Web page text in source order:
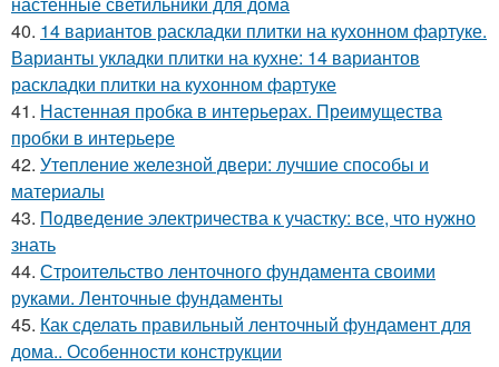
40. 14 вариантов раскладки плитки на кухонном фартуке.
Варианты укладки плитки на кухне: 14 вариантов
раскладки плитки на кухонном фартуке
41. Настенная пробка в интерьерах. Преимущества
пробки в интерьере
42. Утепление железной двери: лучшие способы и
материалы
43. Подведение электричества к участку: все, что нужно
знать
44. Строительство ленточного фундамента своими
руками. Ленточные фундаменты
45. Как сделать правильный ленточный фундамент для
дома.. Особенности конструкции